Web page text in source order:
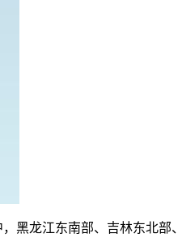
龙江东南部、吉林东北部、